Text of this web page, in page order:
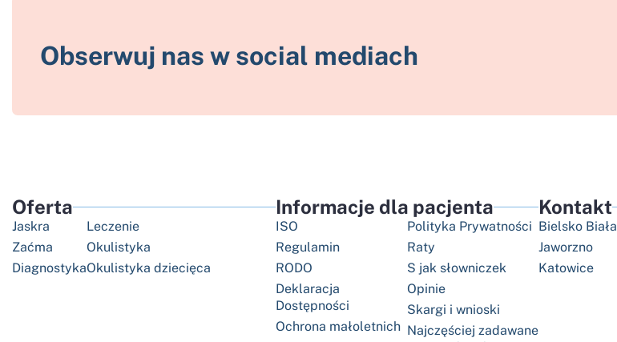
Obserwuj nas w social mediach
Oferta
Jaskra
Zaćma
Diagnostyka
Leczenie
Okulistyka
Okulistyka dziecięca
Informacje dla pacjenta
ISO
Regulamin
RODO
Deklaracja
Dostępności
Ochrona małoletnich
Polityka Prywatności
Raty
S jak słowniczek
Opinie
Skargi i wnioski
Najczęściej zadawane
Kontakt
Bielsko Biała
Jaworzno
Katowice